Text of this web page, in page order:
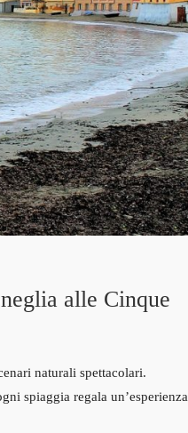
alle Cinque
naturali spettacolari.
spiaggia regala un’esperienza